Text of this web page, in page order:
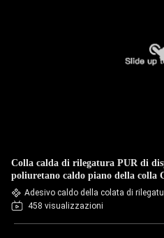
Colla calda di rilegatura PUR di
poliuretano caldo piano della colla
Adesivo caldo della colata di
458 visualizzazioni